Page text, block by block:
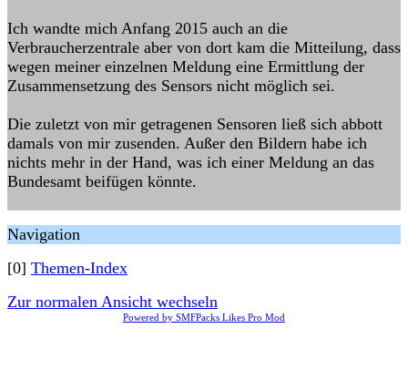
Ich wandte mich Anfang 2015 auch an die
Verbraucherzentrale aber von dort kam die Mitteilung, dass
wegen meiner einzelnen Meldung eine Ermittlung der
Zusammensetzung des Sensors nicht möglich sei.
Die zuletzt von mir getragenen Sensoren ließ sich abbott
damals von mir zusenden. Außer den Bildern habe ich
nichts mehr in der Hand, was ich einer Meldung an das
Bundesamt beifügen könnte.
Navigation
[0] Themen-Index
Zur normalen Ansicht wechseln
Powered by SMFPacks Likes Pro Mod